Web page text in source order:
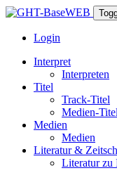
Login
Interpret
Interpreten
Titel
Track-Titel
Medien-Titel
Medien
Medien
Literatur &
Literatur zu